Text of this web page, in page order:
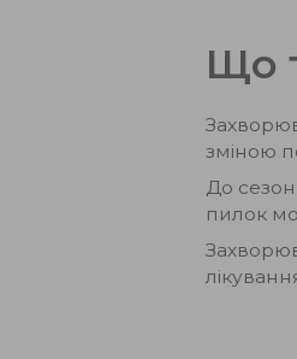
Що
зміною
До
пилок